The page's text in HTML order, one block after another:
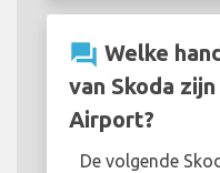
question_answer Welke
van Skoda
Airport?
De volgende